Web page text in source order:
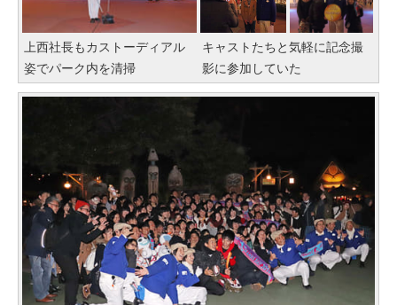
上西社長もカストーディアル
姿でパーク内を清掃
キャストたちと気軽に記念撮
影に参加していた